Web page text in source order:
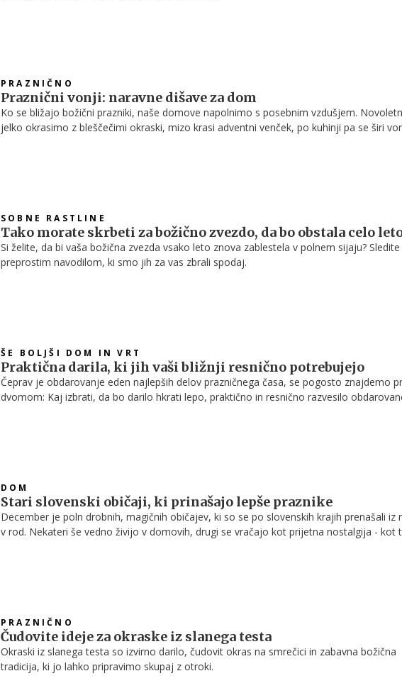
PRAZNIČNO
Praznični vonji: naravne dišave za dom
Ko se bližajo božični prazniki, naše domove napolnimo s posebnim vzdušjem.
jelko okrasimo z bleščečimi okraski, mizo krasi adventni venček, po kuhinji pa se širi
SOBNE RASTLINE
Tako morate skrbeti za božično zvezdo, da bo obstala celo
Si želite, da bi vaša božična zvezda vsako leto znova zablestela v polnem sijaju? Sledite
preprostim navodilom, ki smo jih za vas zbrali spodaj.
ŠE BOLJŠI DOM IN VRT
Praktična darila, ki jih vaši bližnji resnično potrebujejo
Čeprav je obdarovanje eden najlepših delov prazničnega časa, se pogosto znajdemo
dvomom: Kaj izbrati, da bo darilo hkrati lepo, praktično in resnično razvesilo
DOM
Stari slovenski običaji, ki prinašajo lepše praznike
December je poln drobnih, magičnih običajev, ki so se po slovenskih krajih prenašali iz
v rod. Nekateri še vedno živijo v domovih, drugi se vračajo kot prijetna nostalgija - kot
PRAZNIČNO
Čudovite ideje za okraske iz slanega testa
Okraski iz slanega testa so izvirno darilo, čudovit okras na smrečici in zabavna božična
tradicija, ki jo lahko pripravimo skupaj z otroki.